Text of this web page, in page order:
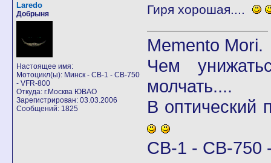
Laredo
Добрыня
Настоящее имя:
Мотоцикл(ы): Минск - CB-1 - CB-750
- VFR-800
Откуда: г.Москва ЮВАО
Зарегистрирован: 03.03.2006
Сообщений: 1825
Гиря хорошая....
Memento Mori.
Чем
молчать....
В
CB-1 - CB-750